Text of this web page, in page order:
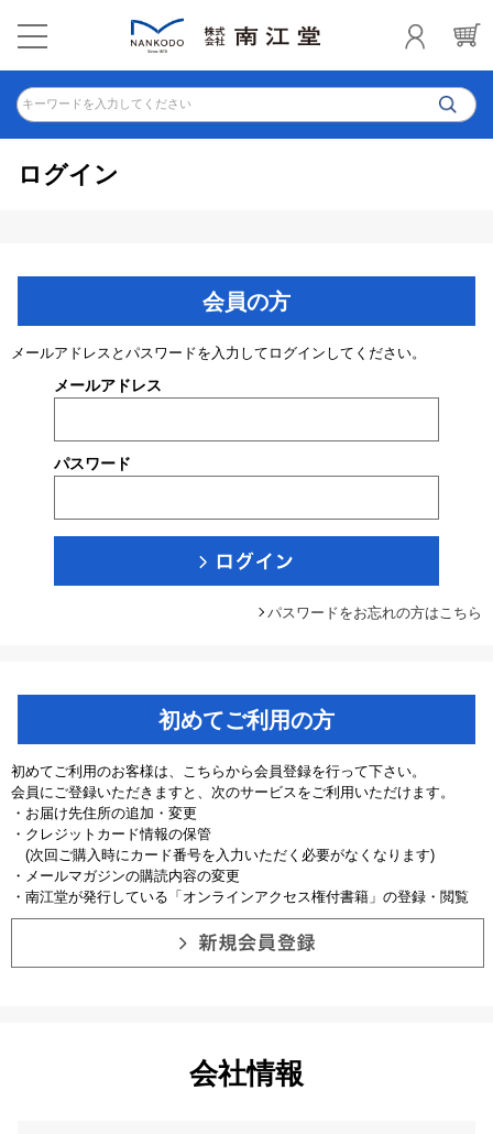
キーワードを入力してください
ログイン
会員の方
メールアドレスとパスワードを入力してログインしてください。
メールアドレス
パスワード
パスワードをお忘れの方はこちら
初めてご利用の方
初めてご利用のお客様は、こちらから会員登録を行って下さい。
会員にご登録いただきますと、次のサービスをご利用いただけます。
・お届け先住所の追加・変更
・クレジットカード情報の保管
(次回ご購入時にカード番号を入力いただく必要がなくなります)
・メールマガジンの購読内容の変更
・南江堂が発行している「オンラインアクセス権付書籍」の登録・閲覧
会社情報